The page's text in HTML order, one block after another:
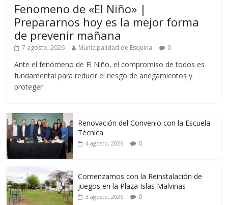
Fenomeno de «El Niño» |
Prepararnos hoy es la mejor forma
de prevenir mañana
7 agosto, 2026 Municipalidad de Esquina 0
Ante el fenómeno de El Niño, el compromiso de todos es
fundamental para reducir el riesgo de anegamientos y
proteger
Renovación del Convenio con la Escuela
Técnica
4 agosto, 2026 0
Comenzamos con la Reinstalación de
juegos en la Plaza Islas Malvinas
3 agosto, 2026 0